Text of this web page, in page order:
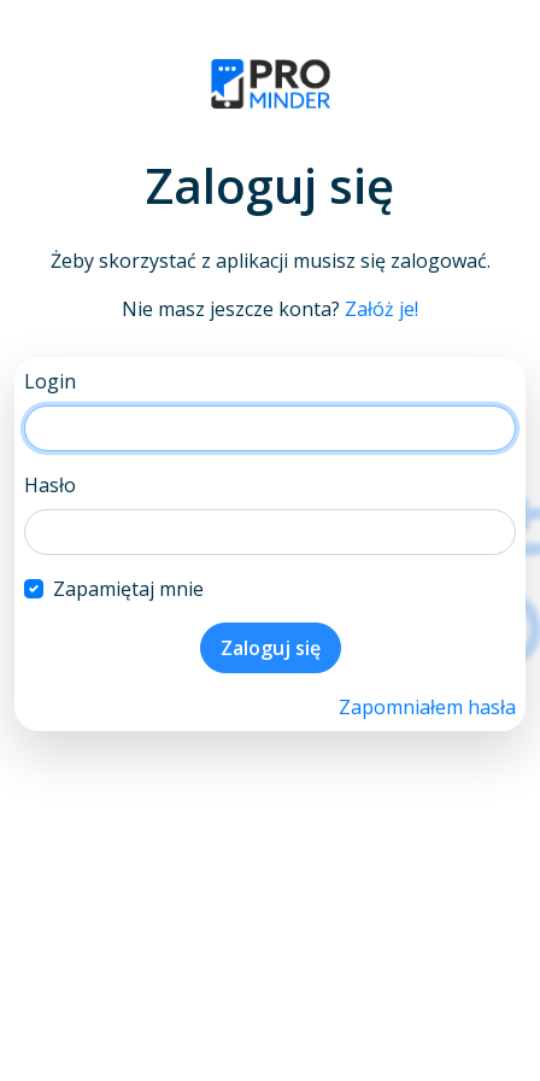
Zaloguj się
Żeby skorzystać z aplikacji musisz się zalogować.
Nie masz jeszcze konta? Załóż je!
Login
Hasło
Zapamiętaj mnie
Zaloguj się
Zapomniałem hasła